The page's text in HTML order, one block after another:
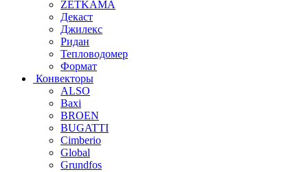
ZETKAMA
Декаст
Джилекс
Ридан
Тепловодомер
Формат
Конвекторы
ALSO
Baxi
BROEN
BUGATTI
Cimberio
Global
Grundfos